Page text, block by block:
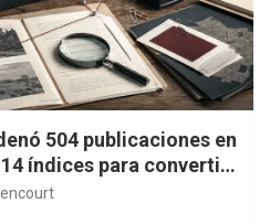
504 publicaciones en
índices para convertir
memoria pública